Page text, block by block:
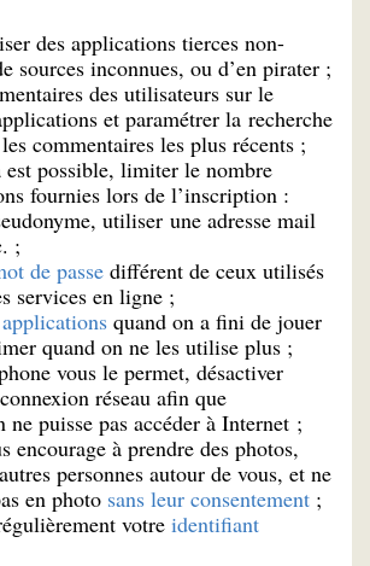
des applications tierces non-
sources inconnues, ou d’en pirater ;
des utilisateurs sur le
et paramétrer la recherche
commentaires les plus récents ;
est possible, limiter le nombre
fournies lors de l’inscription :
utiliser une adresse mail
;
de passe différent de ceux utilisés
services en ligne ;
quand on a fini de jouer
quand on ne les utilise plus ;
vous le permet, désactiver
réseau afin que
ne puisse pas accéder à Internet ;
encourage à prendre des photos,
personnes autour de vous, et ne
en photo sans leur consentement ;
votre identifiant